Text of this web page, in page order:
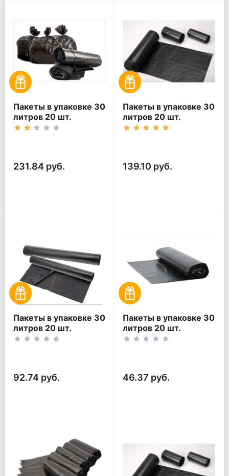
Пакеты в упаковке 30
литров 20 шт.
(20шт*5рул)
231.84 руб.
Пакеты в упаковке 30
литров 20 шт.
(20шт*3рул)
139.10 руб.
Пакеты в упаковке 30
литров 20 шт.
(20шт*2рул)
92.74 руб.
Пакеты в упаковке 30
литров 20 шт.
(20шт*1рул)
46.37 руб.